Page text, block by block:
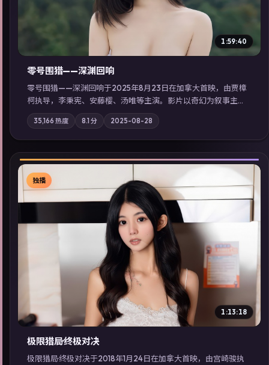
1:59:40
零号围猎——深渊回响
零号围猎——深渊回响于2025年8月23日在加拿大首映，由贾樟
柯执导，李秉宪、安藤樱、汤唯等主演。影片以奇幻为叙事主
轴，旧案重提，真相与谎言在同一条时间线上交锋；摄影与配乐
强化地域气质；站内亦可通过「国产免费观看高清电视剧在线
看」延展检索同类型高分佳作，畅享高清在线追剧体验。
35,166 热度 8.1 分 2025-08-28
▶
独播
1:13:18
极限猎局·终极对决
极限猎局·终极对决于2018年1月24日在加拿大首映，由宫崎骏执